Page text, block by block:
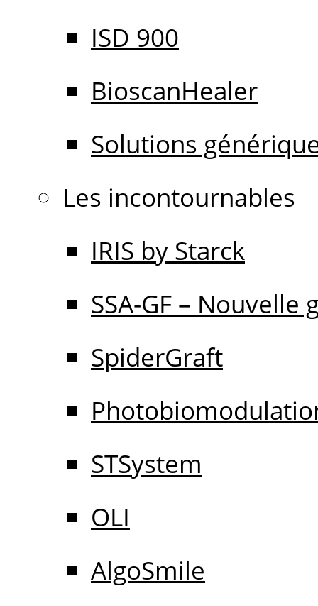
ISD 900
BioscanHealer
Solutions
Les incontournables
IRIS by Starck
SSA-GF – Nouvelle
SpiderGraft
STSystem
OLI
AlgoSmile